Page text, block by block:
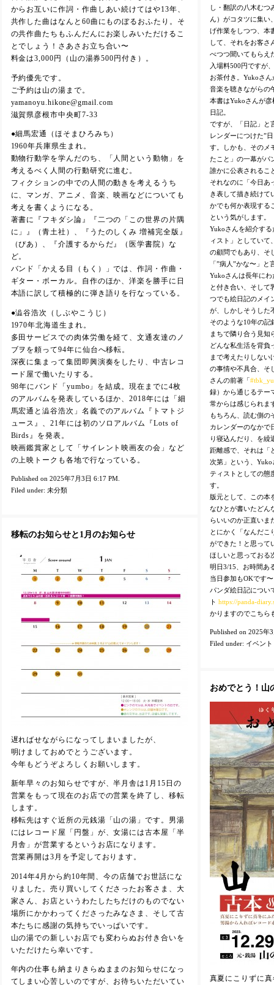
からお互いに作詞・作曲しあい続けてはや13年、
共作した曲はなんと60曲にものぼるおふたり。そ
の共作曲たちもふんだんにお楽しみいただけるこ
とでしょう！さあさお立ち合い〜
料金は3,000円（山の湯券500円付き）。
予約優先です。
ご予約は山の湯まで。
yamanoyu.hikone@gmail.com
滋賀県彦根市中央町7-33
●細馬宏通（ほそまひろみち）
1960年兵庫県生まれ。
動物行動学を学んだのち、「人間という動物」を
考えるべく人間の行動研究に進む。
フィクションの中での人間の動きを考えるうち
に、マンガ、アニメ、音楽、映画などについても
考えを書くようになる。
著書に『フキダシ論』『二つの「この世界の片隅
に」』（青土社）、『うたのしくみ 増補完全版』
（ぴあ）、『介護するからだ』（医学書院）な
ど。
バンド「かえる目（もく）」では、作詞・作曲・
ギター・ボーカル。自作のほか、洋楽を勝手に日
本語に訳して積極的に弾き語りを行なっている。
●澁谷浩次（しぶやこうじ）
1970年北海道生まれ。
多田サービスでの肉体労働を経て、文通友達のノ
ブヲを頼って94年に仙台へ移転。
深夜に集まって集団即興演奏をしたり、中古レコ
ード屋で働いたりする。
98年にバンド「yumbo」を結成。現在までに4枚
のアルバムを発表しているほか、2018年には「細
馬宏通と澁谷浩次」名義でのアルバム『トマトジ
ュース』、21年には初のソロアルバム『Lots of
Birds』を発表。
映画鑑賞家として「サイレント映画友の会」など
の上映トークも各地で行なっている。
Published on 2025年7月3日 6:17 PM.
Filed under: 未分類
し・翻訳の八木むつ
ん）がコタツに集い
げ作業をしつつ、本
して、それをお客さ
べつつ聞いてもらえ
入場料500円ですが
お茶付き。Yukoさ
音楽を聴きながらの
本書はYukoさんが
日記。
ですが、「日記」と
レンダーにつけた”
す。しかも、そのメ
たこと」の一幕がパ
誰かに公表されるこ
それなのに「今日あ
き表して描き続けて
かでも何か表現する
という気がします。
Yukoさんを紹介す
ィスト」としていて
の顧問でもあり、そ
「”病人”かな〜」と
Yukoさんは長年に
と付き合い、そして
つでも絵日記のメイ
が、しかしそうした
そのような10年の記
まちで隣り合う見知
どんな私生活を背負
まで考えたりしない
の事情や不具合、そ
さんの前著「
録）から通じるテー
常からは感じられま
もちろん、読む側の
カレンダーのなかで
り寝込んだり、を
距離感で、それは「
次第」という、
ティストとしての態
す。
版元として、この本
なひとが書いたどん
らいいのか正直いま
とにかく「なんだこ
ができた！と思って
ほしいと思っておる
明日3/15、お時間あ
当日参加もOKです〜
パンダ絵日記につい
ト https://panda-
かりますのでこちら
Published on 2025年
Filed under: イベント
移転のお知らせと1月のお知らせ
遅ればせながらになってしまいましたが、
明けましておめでとうございます。
今年もどうぞよろしくお願いします。
新年早々のお知らせですが、半月舎は1月15日の
営業をもって現在のお店での営業を終了し、移転
します。
移転先はすぐ近所の元銭湯「山の湯」です。男湯
にはレコード屋「円盤」が、女湯には古本屋「半
月舎」が営業するというお店になります。
営業再開は3月を予定しております。
2014年4月から約10年間、今の店舗でお世話にな
りました。売り買いしてくださったお客さま、大
家さん、お店というわたしたちだけのものでない
場所にかかわってくださったみなさま、そして古
本たちに感謝の気持ちでいっぱいです。
山の湯での新しいお店でも変わらぬお付き合いを
いただけたら幸いです。
年内の仕事も納まりきらぬままのお知らせになっ
てしまい心苦しいのですが、お待ちいただいてい
おめでとう！山
真夏にこりずに